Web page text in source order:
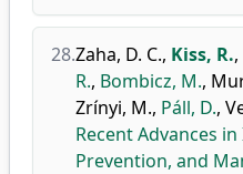
28.Zaha, D. C., Kiss, R.,
R., Bombicz, M.,
Zrínyi, M., Páll, D.,
Recent Advances
Prevention, and